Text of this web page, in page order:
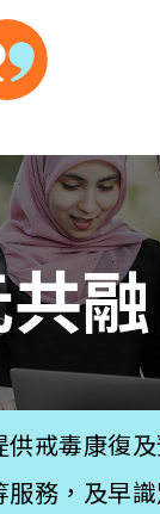
按回車鍵）
A A A EN 繁
融
供戒毒康復
服務，及早